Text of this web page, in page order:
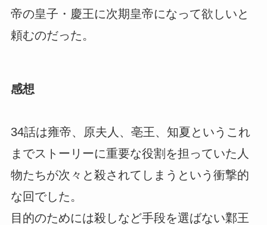
帝の皇子・慶王に次期皇帝になって欲しいと
頼むのだった。
感想
34話は雍帝、原夫人、亳王、知夏というこれ
までストーリーに重要な役割を担っていた人
物たちが次々と殺されてしまうという衝撃的
な回でした。
目的のためには殺しなど手段を選ばない鄴王